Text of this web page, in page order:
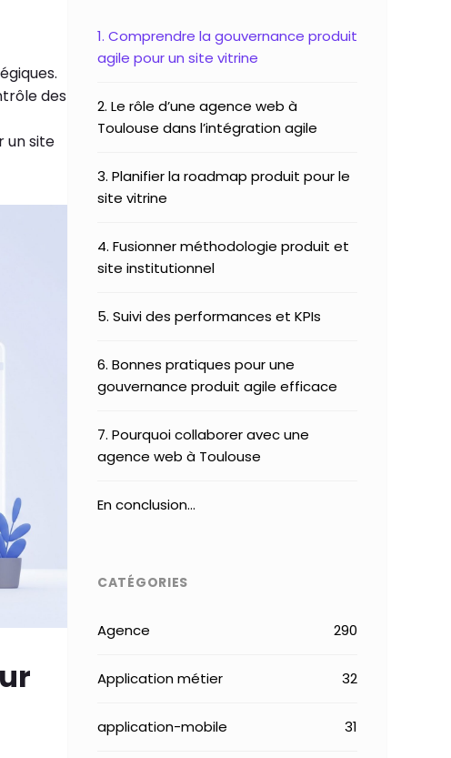
des
un site
1. Comprendre la gouvernance produit
agile pour un site vitrine
2. Le rôle d’une agence web à
Toulouse dans l’intégration agile
3. Planifier la roadmap produit pour le
site vitrine
4. Fusionner méthodologie produit et
site institutionnel
5. Suivi des performances et KPIs
6. Bonnes pratiques pour une
gouvernance produit agile efficace
7. Pourquoi collaborer avec une
agence web à Toulouse
En conclusion…
CATÉGORIES
Agence 290
Application métier 32
application-mobile 31